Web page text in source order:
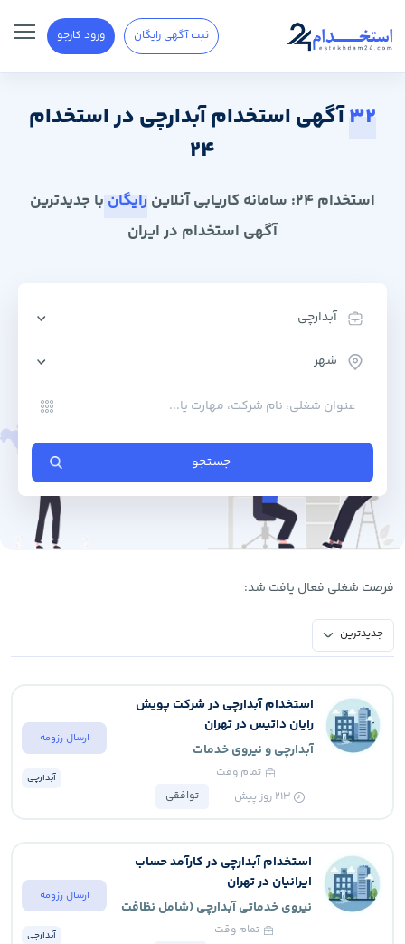
ثبت آگهی رایگان ورود کارجو
32آگهی استخدام آبدارچی در استخدام
24
استخدام 24: سامانه کاریابی آنلاین رایگان با جدیدترین
آگهی استخدام در ایران
آبدارچی
شهر
جستجو
فرصت ‌شغلی فعال یافت شد:
جدیدترین
استخدام آبدارچی در شرکت پویش
رایان داتیس در تهران
آبدارچی و نیروی خدمات
تمام وقت
213 روز پیش توافقی
ارسال رزومه
آبدارچی
استخدام آبدارچی در کارآمد حساب
ایرانیان در تهران
نیروی خدماتی آبدارچی (شامل نظافت
آبدارخانه و واحد)
تمام وقت
ارسال رزومه
آبدارچی